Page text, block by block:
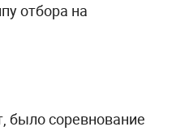
отбора на
было соревнование